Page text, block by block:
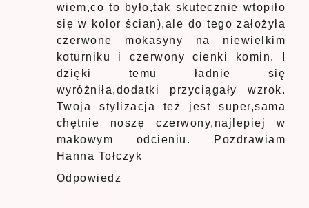
wiem,co to było,tak skutecznie wtopiło
się w kolor ścian),ale do tego założyła
czerwone mokasyny na niewielkim
koturniku i czerwony cienki komin. I
dzięki temu ładnie się
wyróżniła,dodatki przyciągały wzrok.
Twoja stylizacja też jest super,sama
chętnie noszę czerwony,najlepiej w
makowym odcieniu. Pozdrawiam
Hanna Tołczyk
Odpowiedz